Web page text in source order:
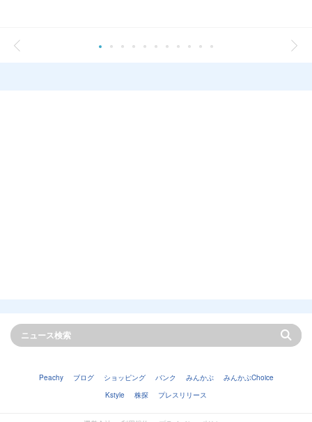
Peachy ブログ ショッピング バンク みんかぶ
みんかぶChoice
Kstyle
株探 プレスリリース